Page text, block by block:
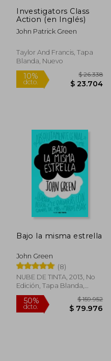
10% $ 30.395
Investigators Class
Action (en Inglés)
John Patrick Green
Taylor And Francis, Tapa
Blanda, Nuevo
Bajo la misma estrella
John Green
(8)
NUBE DE TINTA, 2013, No
Edición, Tapa Blanda,
Usado